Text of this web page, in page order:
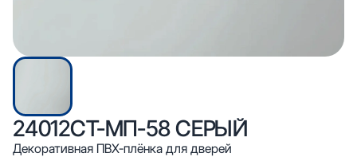
24012СТ-МП-58 СЕРЫЙ
Декоративная ПВХ-плёнка для дверей